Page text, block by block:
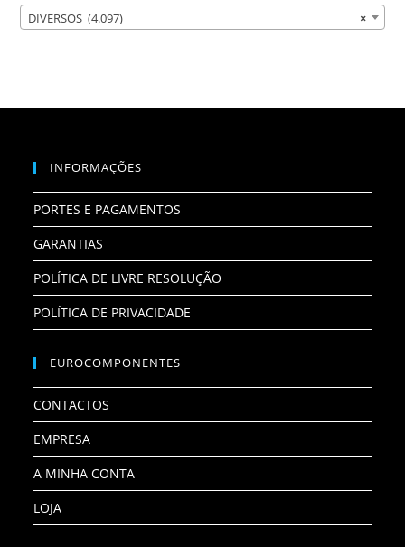
×
DIVERSOS (4.097)
INFORMAÇÕES
PORTES E PAGAMENTOS
GARANTIAS
POLÍTICA DE LIVRE RESOLUÇÃO
POLÍTICA DE PRIVACIDADE
EUROCOMPONENTES
CONTACTOS
EMPRESA
A MINHA CONTA
LOJA